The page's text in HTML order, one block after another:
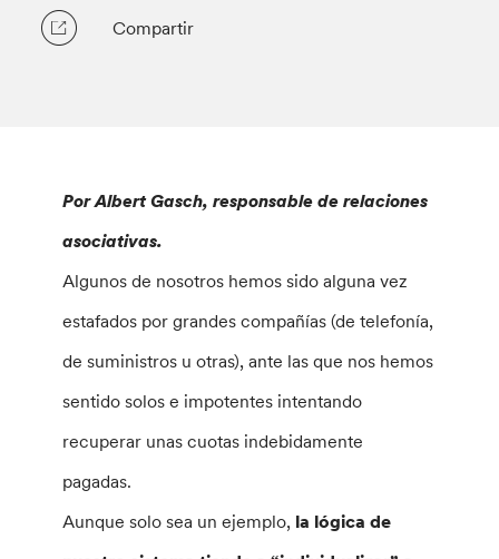
Compartir
Por Albert Gasch, responsable de relaciones
asociativas.
Algunos de nosotros hemos sido alguna vez
estafados por grandes compañías (de telefonía,
de suministros u otras), ante las que nos hemos
sentido solos e impotentes intentando
recuperar unas cuotas indebidamente
pagadas.
Aunque solo sea un ejemplo, la lógica de